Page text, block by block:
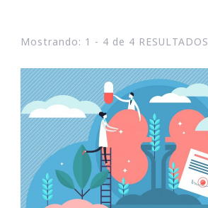
Mostrando: 1 - 4 de 4 RESULTADOS